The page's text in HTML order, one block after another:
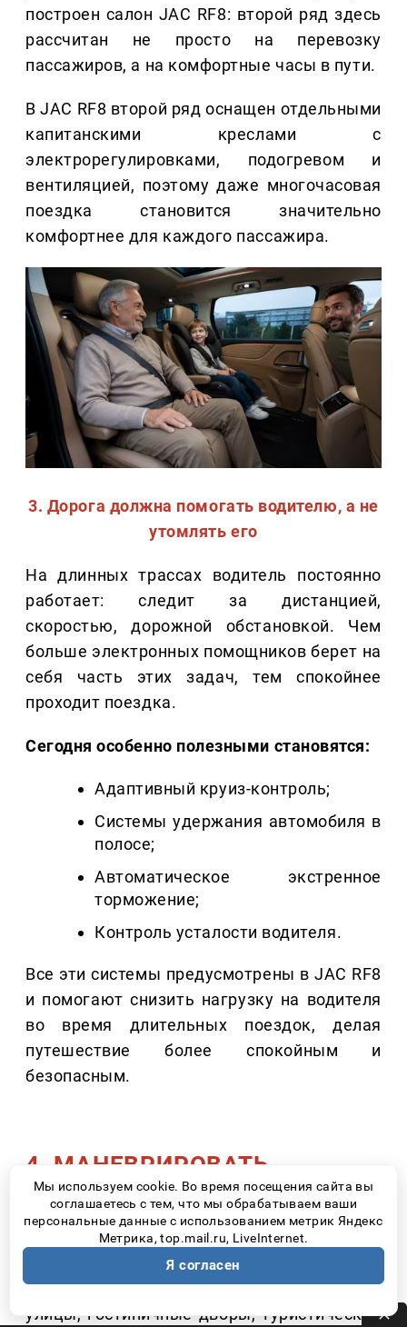
построен салон JAC RF8: второй ряд здесь
рассчитан не просто на перевозку
пассажиров, а на комфортные часы в пути.
В JAC RF8 второй ряд оснащен отдельными
капитанскими креслами с
электрорегулировками, подогревом и
вентиляцией, поэтому даже многочасовая
поездка становится значительно
комфортнее для каждого пассажира.
3. Дорога должна помогать водителю, а не
утомлять его
На длинных трассах водитель постоянно
работает: следит за дистанцией,
скоростью, дорожной обстановкой. Чем
больше электронных помощников берет на
себя часть этих задач, тем спокойнее
проходит поездка.
Сегодня особенно полезными становятся:
Адаптивный круиз-контроль;
Системы удержания автомобиля в
полосе;
Автоматическое экстренное
торможение;
Контроль усталости водителя.
Все эти системы предусмотрены в JAC RF8
и помогают снизить нагрузку на водителя
во время длительных поездок, делая
путешествие более спокойным и
безопасным.
4. МАНЕВРИРОВАТЬ
ДОЛЖНО БЫТЬ ЛЕГКО ДАЖЕ
В НЕЗНАКОМОМ ГОРОДЕ
Практически любое большое путешествие
заканчивается поиском парковки. Узкие
улицы, гостиничные дворы, туристические
Мы используем cookie. Во время посещения сайта вы
соглашаетесь с тем, что мы обрабатываем ваши
персональные данные с использованием метрик Яндекс
Метрика, top.mail.ru, LiveInternet.
Я согласен